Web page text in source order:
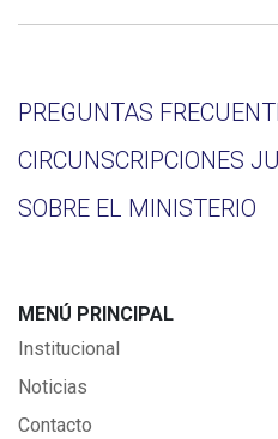
PREGUNTAS
CIRCUNSCRIPCIONES
SOBRE EL MINISTERIO
MENÚ PRINCIPAL
Institucional
Noticias
Contacto